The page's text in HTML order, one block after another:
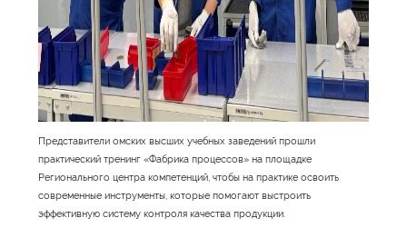
Представители омских высших учебных заведений прошли
практический тренинг «Фабрика процессов» на площадке
Регионального центра компетенций, чтобы на практике освоить
современные инструменты, которые помогают выстроить
эффективную систему контроля качества продукции.